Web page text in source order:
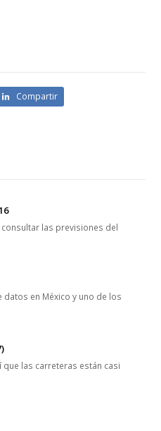
Compartir
las previsiones del
en México y uno de los
las carreteras están casi